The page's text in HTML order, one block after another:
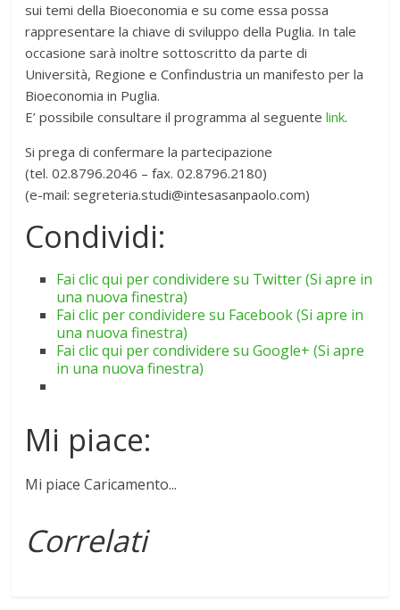
sui temi della Bioeconomia e su come essa possa
rappresentare la chiave di sviluppo della Puglia. In tale
occasione sarà inoltre sottoscritto da parte di
Università, Regione e Confindustria un manifesto per la
Bioeconomia in Puglia.
E’ possibile consultare il programma al seguentelink.
Si prega di confermare la partecipazione
(tel. 02.8796.2046 – fax. 02.8796.2180)
(e-mail: segreteria.studi@intesasanpaolo.com)
Condividi:
Fai clic qui per condividere su Twitter (Si apre in
una nuova finestra)
Fai clic per condividere su Facebook (Si apre in
una nuova finestra)
Fai clic qui per condividere su Google+ (Si apre
in una nuova finestra)
Mi piace:
Mi piace Caricamento...
Correlati